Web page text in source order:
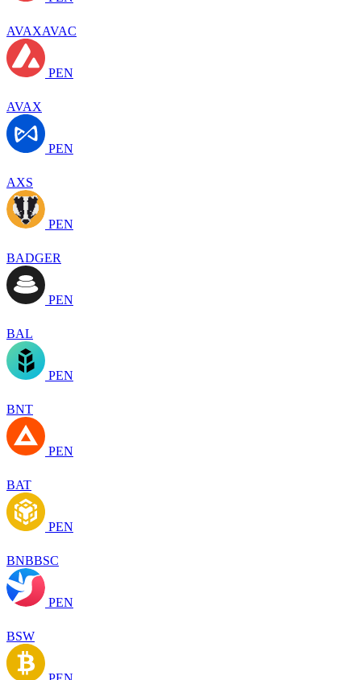
AVAXAVAC
PEN
AVAX
PEN
AXS
PEN
BADGER
PEN
BAL
PEN
BNT
PEN
BAT
PEN
BNBBSC
PEN
BSW